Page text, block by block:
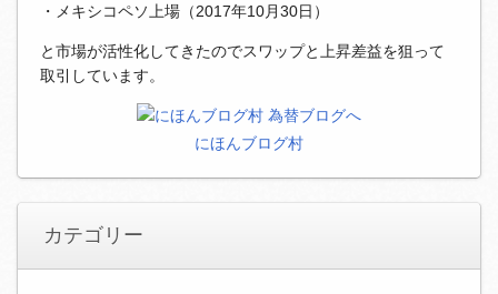
・メキシコペソ上場（2017年10月30日）
と市場が活性化してきたのでスワップと上昇差益を狙って
取引しています。
にほんブログ村
カテゴリー